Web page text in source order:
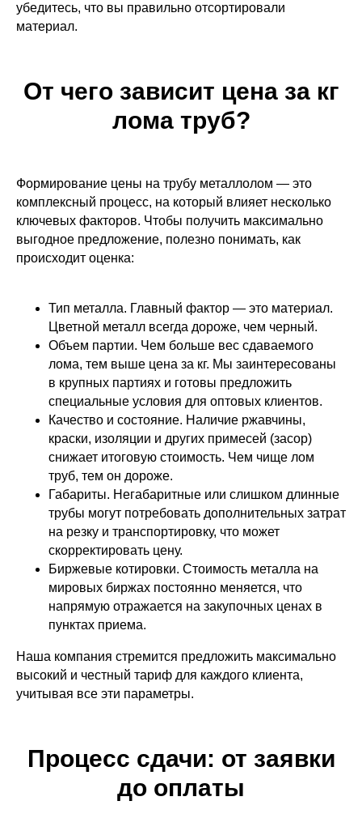
убедитесь, что вы правильно отсортировали
материал.
От чего зависит цена за кг
лома труб?
Формирование цены на трубу металлолом — это
комплексный процесс, на который влияет несколько
ключевых факторов. Чтобы получить максимально
выгодное предложение, полезно понимать, как
происходит оценка:
Тип металла. Главный фактор — это материал.
Цветной металл всегда дороже, чем черный.
Объем партии. Чем больше вес сдаваемого
лома, тем выше цена за кг. Мы заинтересованы
в крупных партиях и готовы предложить
специальные условия для оптовых клиентов.
Качество и состояние. Наличие ржавчины,
краски, изоляции и других примесей (засор)
снижает итоговую стоимость. Чем чище лом
труб, тем он дороже.
Габариты. Негабаритные или слишком длинные
трубы могут потребовать дополнительных затрат
на резку и транспортировку, что может
скорректировать цену.
Биржевые котировки. Стоимость металла на
мировых биржах постоянно меняется, что
напрямую отражается на закупочных ценах в
пунктах приема.
Наша компания стремится предложить максимально
высокий и честный тариф для каждого клиента,
учитывая все эти параметры.
Процесс сдачи: от заявки
до оплаты